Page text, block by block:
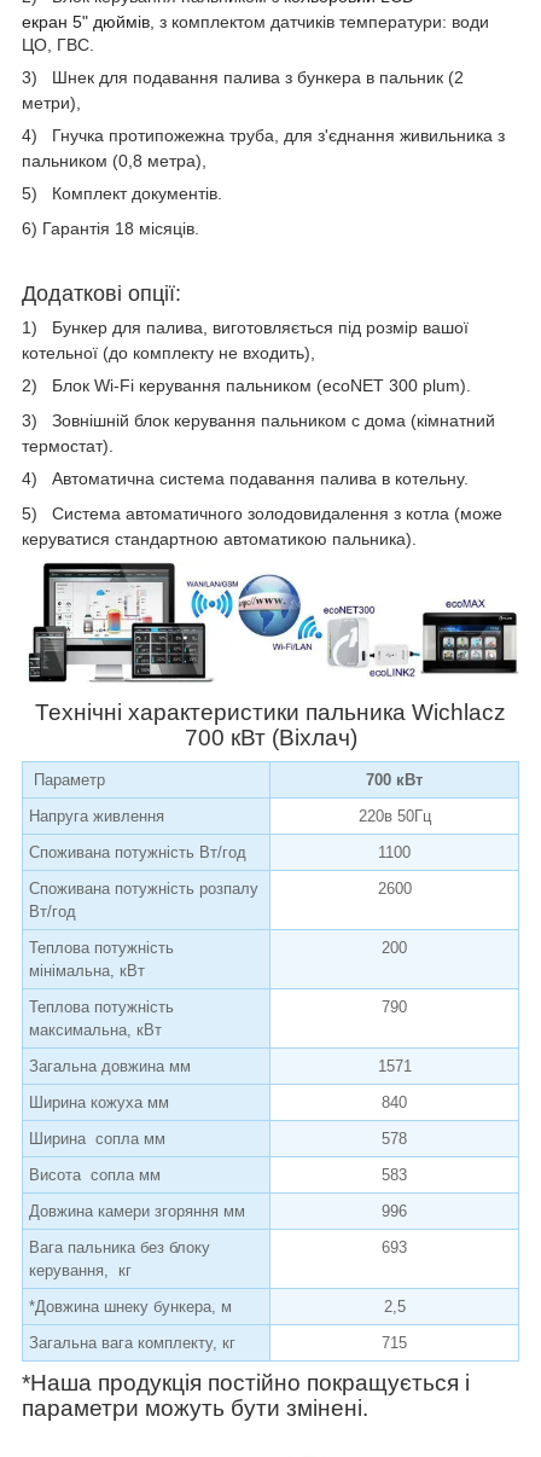
екран 5" дюймів, з комплектом датчиків температури: води
ЦО, ГВС.
3)
Шнек для подавання палива з бункера в пальник (2
метри),
4)
Гнучка протипожежна труба, для з'єднання живильника з
пальником (0,8 метра),
5)
Комплект документів.
6) Гарантія 18 місяців.
Додаткові опції:
1)
Бункер для палива, виготовляється під розмір вашої
котельної (до комплекту не входить),
2)
Блок Wi-Fi керування пальником (ecoNET 300 plum).
3)
Зовнішній блок керування пальником c дома (кімнатний
термостат).
4)
Автоматична система подавання палива в котельну.
5)
Система автоматичного золодовидалення з котла (може
керуватися стандартною автоматикою пальника).
Технічні характеристики пальника Wichlacz
700 кВт(Віхлач)
Параметр
700 кВт
Напруга живлення
220в 50Гц
Споживана потужність Вт/год
1100
Споживана потужність розпалу
Вт/год
2600
Теплова потужність
мінімальна, кВт
200
Теплова потужність
максимальна, кВт
790
Загальна довжина мм
1571
Ширина кожуха мм
840
Ширина сопла мм
578
Висота сопла мм
583
Довжина камери згоряння мм
996
Вага пальника без блоку
керування, кг
693
*Довжина шнеку бункера, м
2,5
Загальна вага комплекту, кг
715
*Наша продукція постійно покращується і
параметри можуть бути змінені.